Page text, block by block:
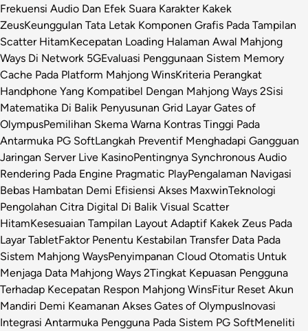
Frekuensi Audio Dan Efek Suara Karakter Kakek
ZeusKeunggulan Tata Letak Komponen Grafis Pada Tampilan
Scatter HitamKecepatan Loading Halaman Awal Mahjong
Ways Di Network 5GEvaluasi Penggunaan Sistem Memory
Cache Pada Platform Mahjong WinsKriteria Perangkat
Handphone Yang Kompatibel Dengan Mahjong Ways 2Sisi
Matematika Di Balik Penyusunan Grid Layar Gates of
OlympusPemilihan Skema Warna Kontras Tinggi Pada
Antarmuka PG SoftLangkah Preventif Menghadapi Gangguan
Jaringan Server Live KasinoPentingnya Synchronous Audio
Rendering Pada Engine Pragmatic PlayPengalaman Navigasi
Bebas Hambatan Demi Efisiensi Akses MaxwinTeknologi
Pengolahan Citra Digital Di Balik Visual Scatter
HitamKesesuaian Tampilan Layout Adaptif Kakek Zeus Pada
Layar TabletFaktor Penentu Kestabilan Transfer Data Pada
Sistem Mahjong WaysPenyimpanan Cloud Otomatis Untuk
Menjaga Data Mahjong Ways 2Tingkat Kepuasan Pengguna
Terhadap Kecepatan Respon Mahjong WinsFitur Reset Akun
Mandiri Demi Keamanan Akses Gates of OlympusInovasi
Integrasi Antarmuka Pengguna Pada Sistem PG SoftMeneliti